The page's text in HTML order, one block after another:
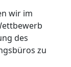
wir im
des
zu